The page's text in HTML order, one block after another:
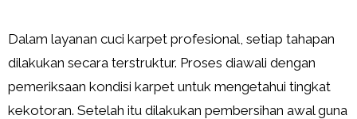
Dalam layanan cuci karpet profesional, setiap tahapan
dilakukan secara terstruktur. Proses diawali dengan
pemeriksaan kondisi karpet untuk mengetahui tingkat
kekotoran. Setelah itu dilakukan pembersihan awal guna